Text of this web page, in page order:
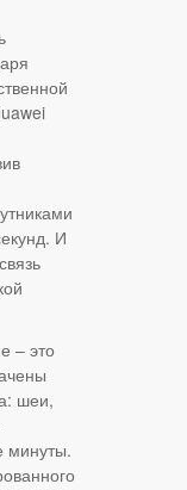
И
– это
шеи,
минуты.